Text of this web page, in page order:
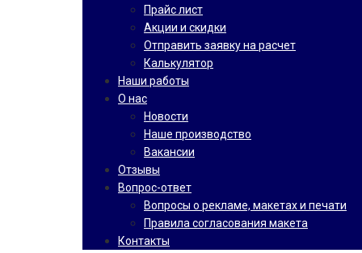
Прайс лист
Акции и скидки
Отправить заявку на расчет
Калькулятор
Наши работы
О нас
Новости
Наше производство
Вакансии
Отзывы
Вопрос-ответ
Вопросы о рекламе, макетах и печати
Правила согласования макета
Контакты